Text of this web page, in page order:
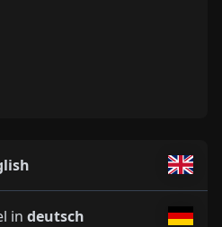
in deutsch